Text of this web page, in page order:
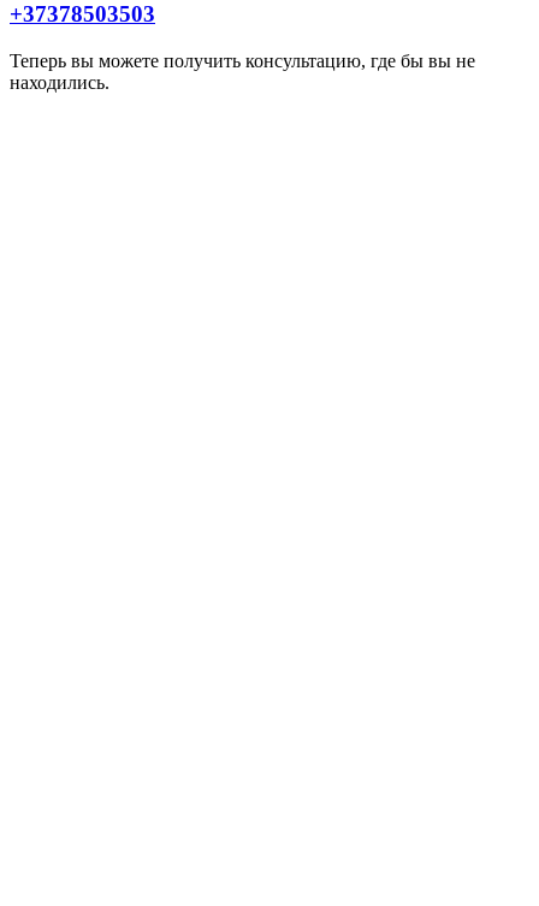
+37378503503
Теперь вы можете получить консультацию, где бы вы не
находились.